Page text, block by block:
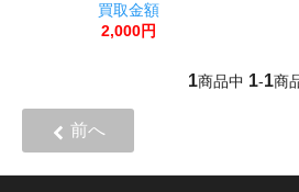
買取金額
2,000円
1商品中 1-1商
前へ